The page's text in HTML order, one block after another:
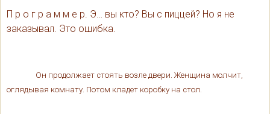
П р о г р а м м е р. Э… вы кто? Вы с пиццей? Но я не
заказывал. Это ошибка.
Он продолжает стоять возле двери. Женщина молчит,
оглядывая комнату. Потом кладет коробку на стол.